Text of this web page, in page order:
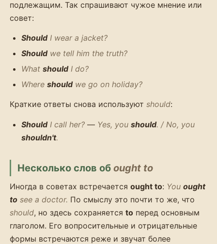
подлежащим. Так спрашивают чужое мнение или
совет:
ShouldI wear a jacket?
Shouldwe tell him the truth?
What shouldI do?
Where shouldwe go on holiday?
Краткие ответы снова используют should:
ShouldI call her? — Yes, you should. / No, you
shouldn't.
Несколько слов об ought to
Иногда в советах встречается ought to: You ought
to see a doctor. По смыслу это почти то же, что
should, но здесь сохраняется to перед основным
глаголом. Его вопросительные и отрицательные
формы встречаются реже и звучат более